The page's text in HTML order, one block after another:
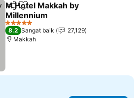
KongsiTambah ke favorit
M Hotel Makkah by
Millennium
Lihat harga
5 Bintang
8.2 Sangat baik
27,129
Makkah